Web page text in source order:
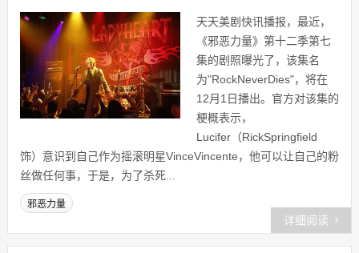
天天美剧快讯播报，最近，
《邪恶力量》第十二季第七
集的剧照曝光了，该集名
为"RockNeverDies"，将在
12月1日播出。官方对该集的
梗概表示，
Lucifer（RickSpringfield
饰）意识到自己作为摇滚明星VinceVincente，他可以让自己的粉
丝做任何事，于是，为了杀死...
邪恶力量
详细阅读